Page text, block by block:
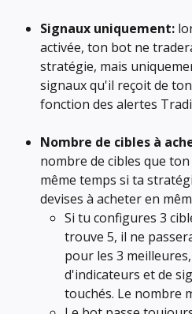
Signaux uniquement:
activée, ton bot ne
stratégie, mais
signaux qu'il reçoit de
fonction des alertes
Nombre de cibles à
nombre de cibles que
même temps si ta
devises à acheter en
Si tu configures 3
trouve 5, il ne
pour les 3
d'indicateurs et de
touchés. Le nombre